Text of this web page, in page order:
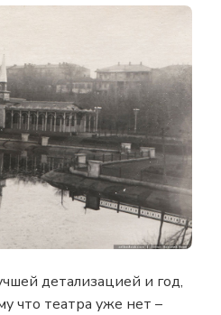
детализацией и год,
что театра уже нет –